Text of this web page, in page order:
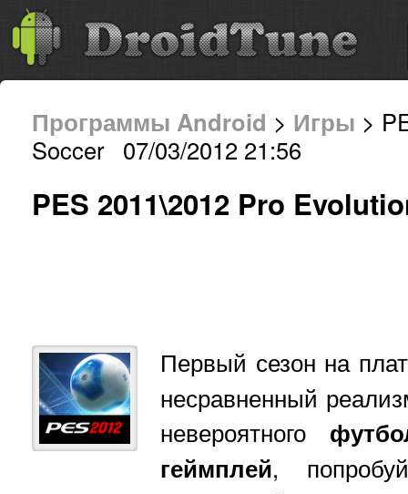
Программы Android > Игры >
Soccer 07/03/2012 21:56
PES 2011\2012 Pro
Первый сезон на
несравненный
невероятного
геймплей,